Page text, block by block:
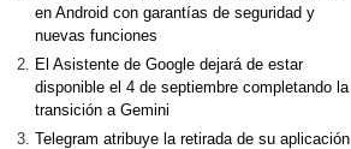
en Android con garantías de seguridad y
nuevas funciones
El Asistente de Google dejará de estar
disponible el 4 de septiembre completando la
transición a Gemini
Telegram atribuye la retirada de su aplicación